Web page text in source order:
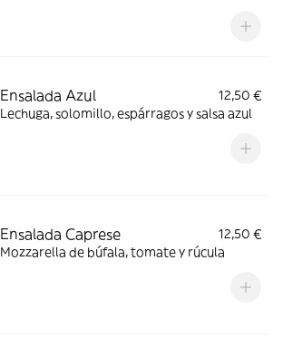
Ensalada Azul
12,50 €
Lechuga, solomillo, espárragos y salsa azul
Ensalada Caprese
12,50 €
Mozzarella de búfala, tomate y rúcula